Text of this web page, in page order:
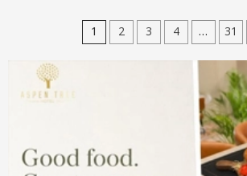
Posts
1 2 3 4 … 31